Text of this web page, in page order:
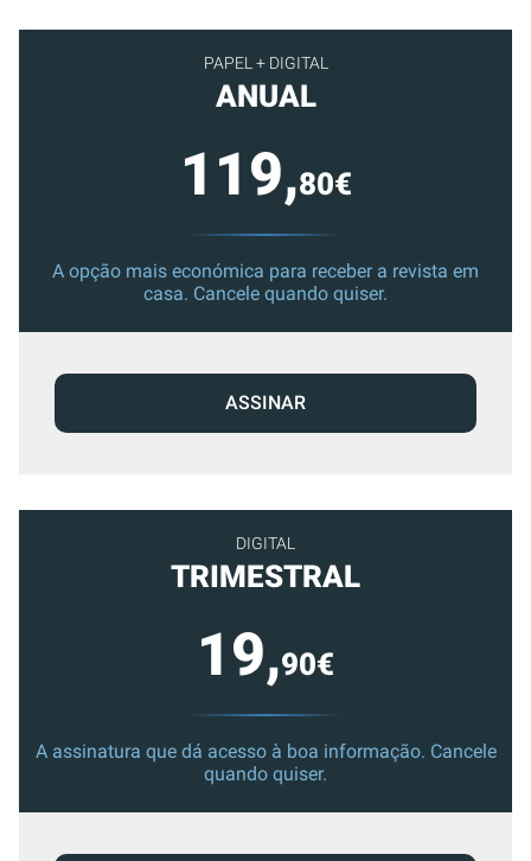
PAPEL + DIGITAL
ANUAL
119,80€
A opção mais económica para receber a revista em
casa. Cancele quando quiser.
ASSINAR
DIGITAL
TRIMESTRAL
19,90€
A assinatura que dá acesso à boa informação. Cancele
quando quiser.